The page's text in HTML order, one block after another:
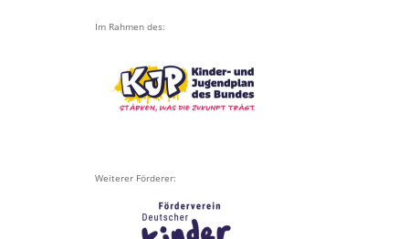
Im Rahmen des:
Weiterer Förderer: